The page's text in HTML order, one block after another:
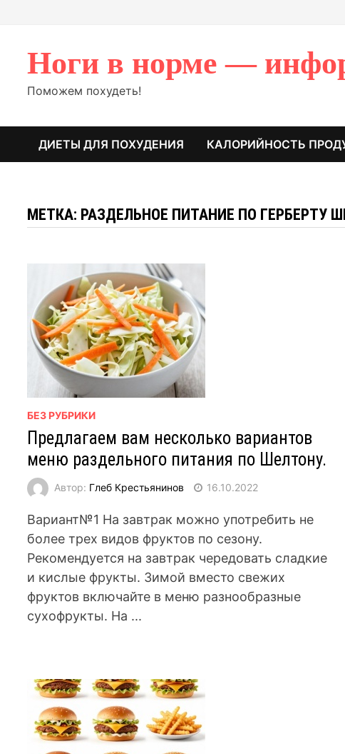
Ноги в норме —
Поможем похудеть!
ДИЕТЫ ДЛЯ ПОХУДЕНИЯ КАЛОРИЙНОСТЬ
МЕТКА: РАЗДЕЛЬНОЕ ПИТАНИЕ ПО ГЕРБЕРТУ
БЕЗ РУБРИКИ
Предлагаем вам несколько вариантов
меню раздельного питания по Шелтону.
Автор: Глеб Крестьянинов 16.10.2022
Вариант№1 На завтрак можно употребить не
более трех видов фруктов по сезону.
Рекомендуется на завтрак чередовать сладкие
и кислые фрукты. Зимой вместо свежих
фруктов включайте в меню разнообразные
сухофрукты. На ...